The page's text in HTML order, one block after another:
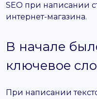
SEO при написании
интернет-магазина.
В начале
ключевое
При написании